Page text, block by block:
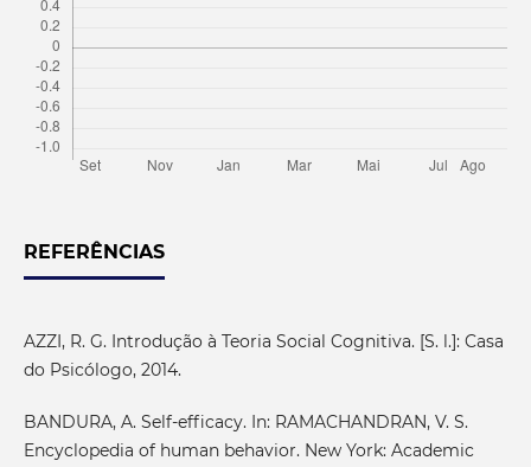
REFERÊNCIAS
AZZI, R. G. Introdução à Teoria Social Cognitiva. [S. l.]: Casa
do Psicólogo, 2014.
BANDURA, A. Self-efficacy. In: RAMACHANDRAN, V. S.
Encyclopedia of human behavior. New York: Academic